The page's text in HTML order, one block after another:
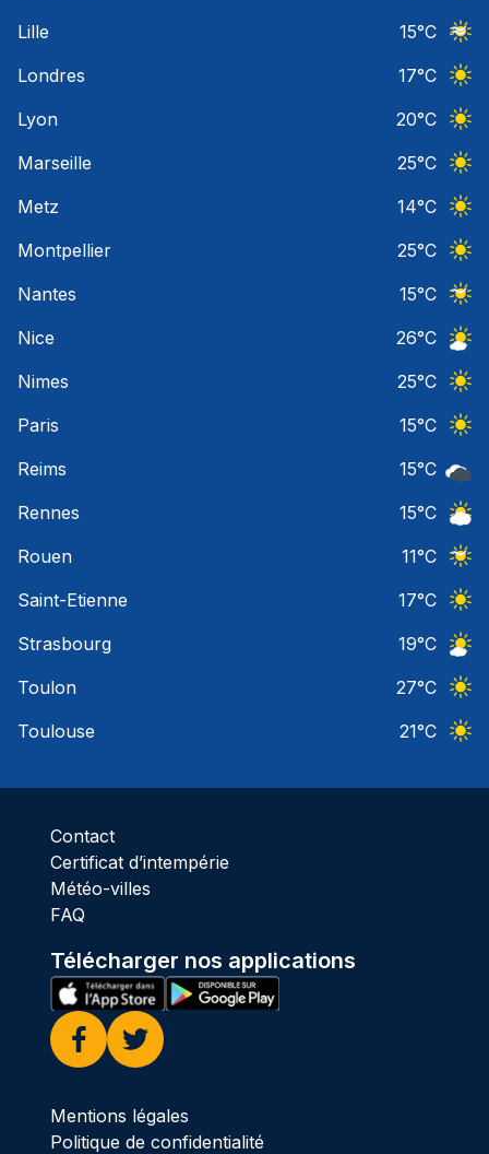
Lille
15°C
Londres
17°C
Lyon
20°C
Marseille
25°C
Metz
14°C
Montpellier
25°C
Nantes
15°C
Nice
26°C
Nimes
25°C
Paris
15°C
Reims
15°C
Rennes
15°C
Rouen
11°C
Saint-Etienne
17°C
Strasbourg
19°C
Toulon
27°C
Toulouse
21°C
Contact
Certificat d’intempérie
Météo-villes
FAQ
Télécharger nos applications
Facebook
Twitter
Mentions légales
Politique de confidentialité